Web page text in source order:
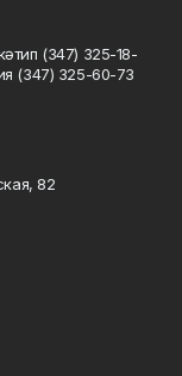
(347) 325-18-
(347) 325-60-73
82